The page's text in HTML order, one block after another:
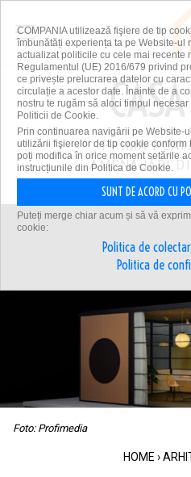
PRIMA
AMENAJĂRI
Foto: Profimedia
HOME ›
COMPANIA utilizează fişiere de tip
îmbunătăți experiența ta pe Website-ul
actualizat politicile cu cele mai recente
Regulamentul (UE) 2016/679 privind
ce privește prelucrarea datelor cu
circulație a acestor date. Înainte de a
nostru te rugăm să aloci timpul
Politicii de Cookie.
Prin continuarea navigării pe Website-
utilizării fişierelor de tip cookie
poți modifica în orice moment setările
instrucțiunile din Politica de Cookie.
SUNT DE ACORD CU
Puteți merge chiar acum și să vă
cookie:
Politica de
Politica de